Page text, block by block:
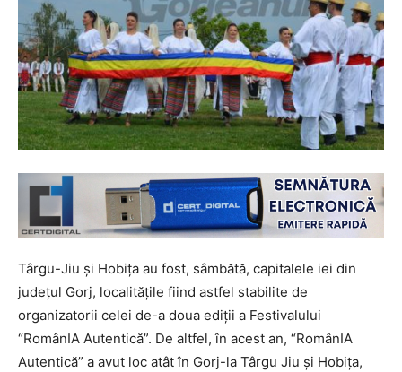
Târgu-Jiu și Hobița au fost, sâmbătă, capitalele iei din
județul Gorj, localitățile fiind astfel stabilite de
organizatorii celei de-a doua ediţii a Festivalului
“RomânIA Autentică”. De altfel, în acest an, “RomânIA
Autentică” a avut loc atât în Gorj-la Târgu Jiu şi Hobiţa,